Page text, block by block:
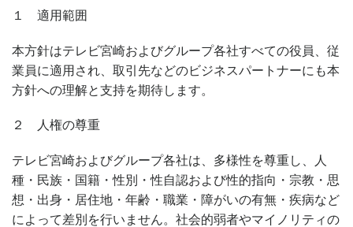
１ 適用範囲
本方針はテレビ宮崎およびグループ各社すべての役員、従
業員に適用され、取引先などのビジネスパートナーにも本
方針への理解と支持を期待します。
２ 人権の尊重
テレビ宮崎およびグループ各社は、多様性を尊重し、人
種・民族・国籍・性別・性自認および性的指向・宗教・思
想・出身・居住地・年齢・職業・障がいの有無・疾病など
によって差別を行いません。社会的弱者やマイノリティの